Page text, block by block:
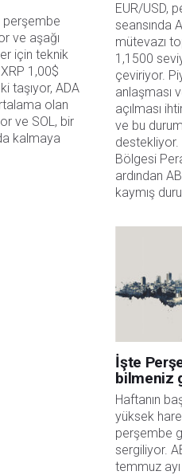
perşembe
ve aşağı
için teknik
1,00$
taşıyor, ADA
olan
ve SOL, bir
kalmaya
EUR/USD,
seansında
mütevazı
1,1500
çeviriyor.
anlaşması
açılması
ve bu
destekliyor.
Bölgesi
ardından
kaymış
İşte
bilmeniz
Haftanın
yüksek
perşembe
sergiliyor.
temmuz